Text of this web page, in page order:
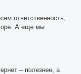
ответственность,
А еще мы
– полезнее, а